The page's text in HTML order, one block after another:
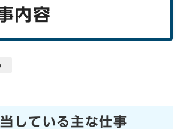
内容
している主な仕事